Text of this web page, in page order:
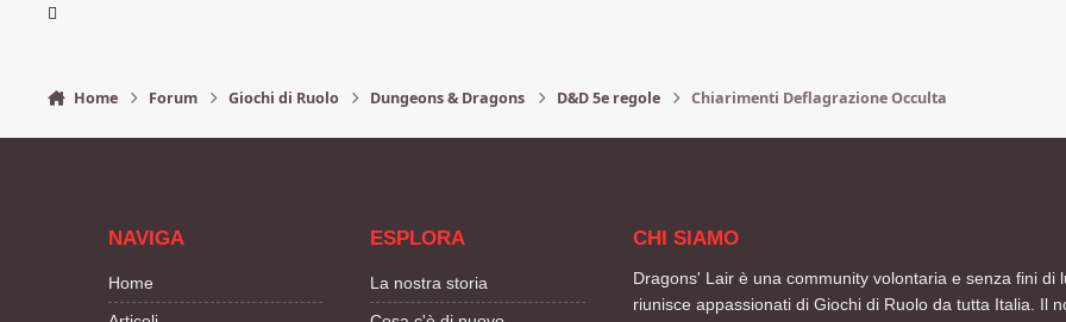
Home Forum Giochi di Ruolo Dungeons & Dragons D&D 5e regole Chiarimenti Deflagrazione Occulta
NAVIGA
Home
ESPLORA
La nostra storia
CHI SIAMO
Dragons' Lair è una community volontaria e senza fini di
riunisce appassionati di Giochi di Ruolo da tutta Italia. Il